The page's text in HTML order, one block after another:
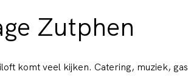
Zutphen
komt veel kijken. Catering, muziek,